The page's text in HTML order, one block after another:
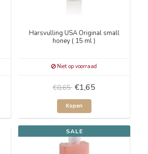
Harsvulling USA Original small
honey ( 15 ml )
Niet op voorraad
€0,65 €1,65
Kopen
SALE